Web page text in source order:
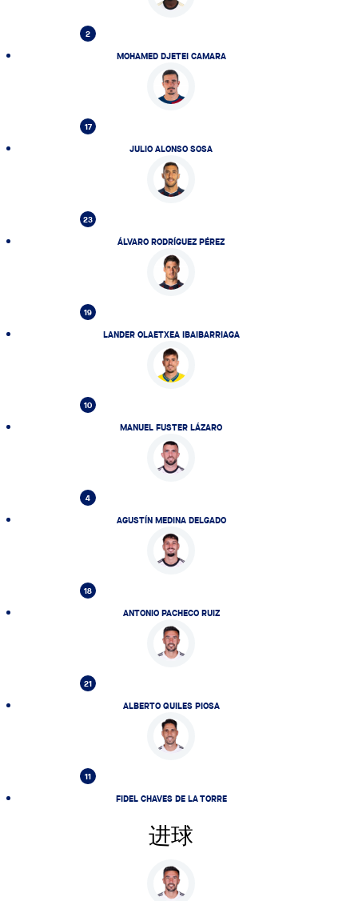
2
MOHAMED DJETEI CAMARA
17
JULIO ALONSO SOSA
23
ÁLVARO RODRÍGUEZ PÉREZ
19
LANDER OLAETXEA IBAIBARRIAGA
10
MANUEL FUSTER LÁZARO
4
AGUSTÍN MEDINA DELGADO
18
ANTONIO PACHECO RUIZ
21
ALBERTO QUILES PIOSA
11
FIDEL CHAVES DE LA TORRE
进球